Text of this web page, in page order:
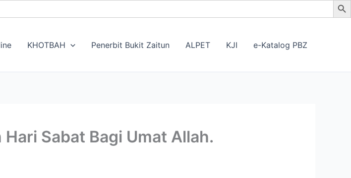
KHOTBAH Penerbit Bukit Zaitun ALPET KJI e-Katalog PBZ
Sabat Bagi Umat Allah.